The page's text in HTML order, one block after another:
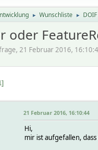
► Wunschliste ►
oder
21 Februar 2016,
21 Februar 2016, 16:10:44
Hi,
mir ist aufgefallen,